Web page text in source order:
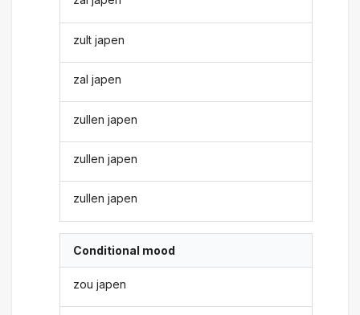
zult japen
zal japen
zullen japen
zullen japen
zullen japen
Conditional mood
zou japen